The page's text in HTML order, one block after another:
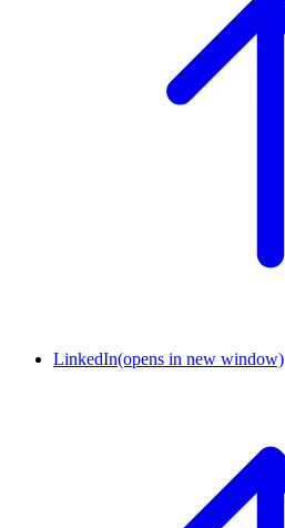
LinkedIn(opens in new window)